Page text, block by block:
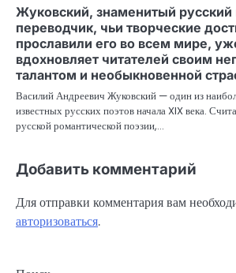
Жуковский, знаменитый русский
переводчик, чьи творческие
прославили его во всем мире,
вдохновляет читателей своим
талантом и необыкновенной
Василий Андреевич Жуковский — один из
известных русских поэтов начала XIX века.
русской романтической поэзии,…
Добавить комментарий
Для отправки комментария вам
авторизоваться.